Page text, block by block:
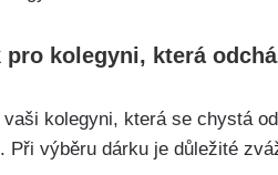
kolegyni, která
kolegyni, která se chystá
Při výběru dárku je důležité